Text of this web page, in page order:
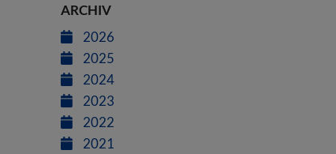
ARCHIV
2026
2025
2024
2023
2022
2021